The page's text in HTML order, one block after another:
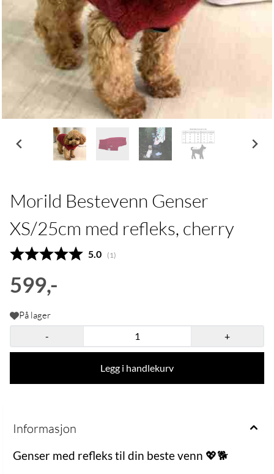
Morild Bestevenn Genser
XS/25cm med refleks, cherry
Gjennomsnittskarakter:
5.0 (stemmer:
1)
599,-
På lager
-
+
Legg i handlekurv
Informasjon
Genser med refleks til din beste venn 💖🐕